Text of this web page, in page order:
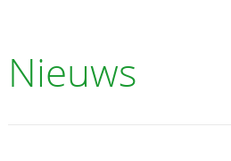
Nieuws